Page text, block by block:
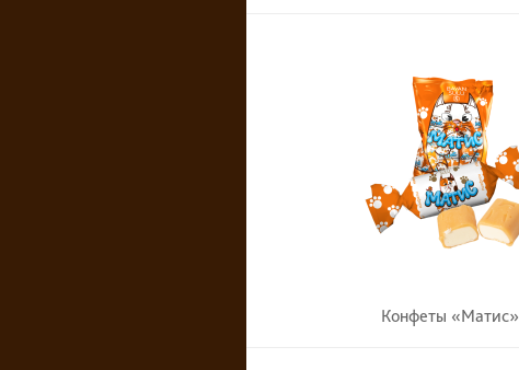
Конфеты «Матис»